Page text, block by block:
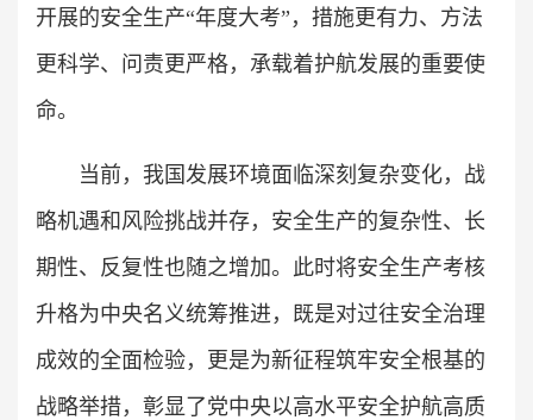
开展的安全生产“年度大考”，措施更有力、方法
更科学、问责更严格，承载着护航发展的重要使
命。
当前，我国发展环境面临深刻复杂变化，战
略机遇和风险挑战并存，安全生产的复杂性、长
期性、反复性也随之增加。此时将安全生产考核
升格为中央名义统筹推进，既是对过往安全治理
成效的全面检验，更是为新征程筑牢安全根基的
战略举措，彰显了党中央以高水平安全护航高质